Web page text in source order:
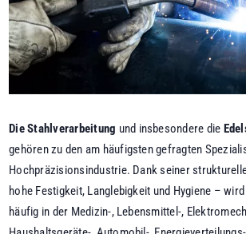
DieStahlverarbeitung und insbesondere die
gehören zu den am häufigsten gefragten
Hochpräzisionsindustrie. Dank seiner
hohe Festigkeit, Langlebigkeit und Hygiene –
häufig in der Medizin-, Lebensmittel-,